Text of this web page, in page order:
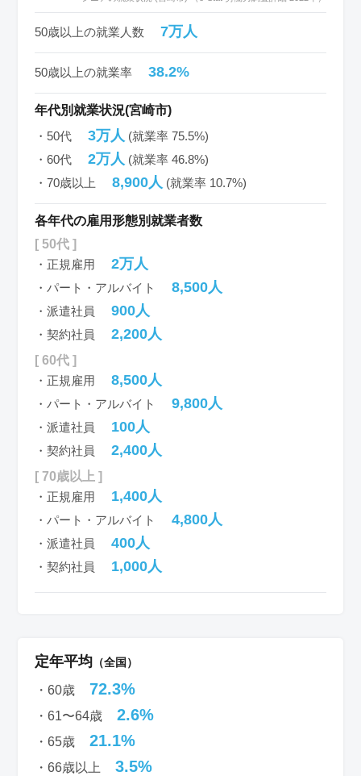
50歳以上の就業人数 7万人
50歳以上の就業率 38.2%
年代別就業状況(宮崎市)
・50代
3万人 (就業率 75.5%)
・60代
2万人 (就業率 46.8%)
・70歳以上
8,900人 (就業率 10.7%)
各年代の雇用形態別就業者数
[ 50代 ]
・正規雇用
2万人
・パート・アルバイト 8,500人
・派遣社員 900人
・契約社員 2,200人
[ 60代 ]
・正規雇用
8,500人
・パート・アルバイト 9,800人
・派遣社員 100人
・契約社員 2,400人
[ 70歳以上 ]
・正規雇用
1,400人
・パート・アルバイト 4,800人
・派遣社員 400人
・契約社員 1,000人
定年平均 （全国）
・60歳 72.3%
・61〜64歳 2.6%
・65歳 21.1%
・66歳以上 3.5%